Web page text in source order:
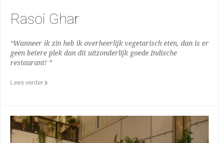
Rasoi Ghar
“Wanneer ik zin heb ik overheerlijk vegetarisch eten, dan is er
geen betere plek dan dit uitzonderlijk goede Indische
restaurant! ”
Lees verder